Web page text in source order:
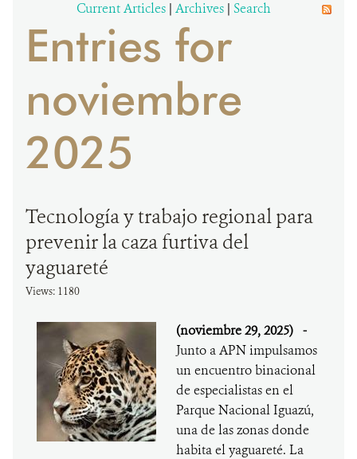
DONA
Current Articles | Archives | Search
Entries for
noviembre
2025
Tecnología y trabajo regional para
prevenir la caza furtiva del
yaguareté
Views: 1180
(noviembre 29, 2025) -
Junto a APN impulsamos
un encuentro binacional
de especialistas en el
Parque Nacional Iguazú,
una de las zonas donde
habita el yaguareté. La